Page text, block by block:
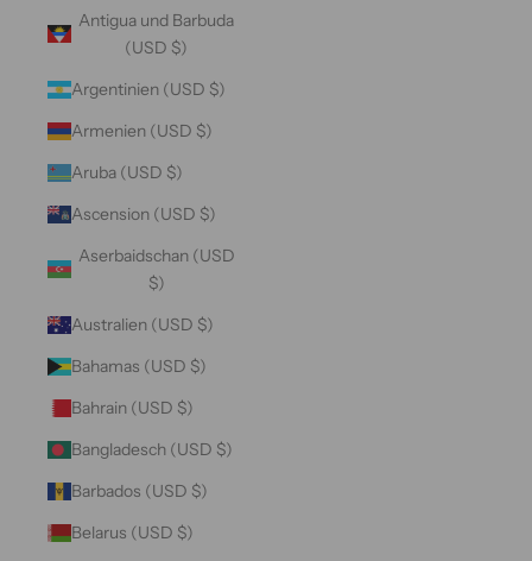
Antigua und Barbuda
(USD $)
Argentinien (USD $)
Armenien (USD $)
Aruba (USD $)
Ascension (USD $)
Aserbaidschan (USD
$)
Australien (USD $)
Bahamas (USD $)
Bahrain (USD $)
Bangladesch (USD $)
Barbados (USD $)
Belarus (USD $)